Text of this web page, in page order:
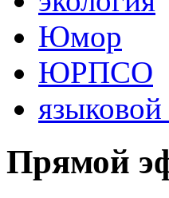
Юмор
ЮРПСО
Прямой